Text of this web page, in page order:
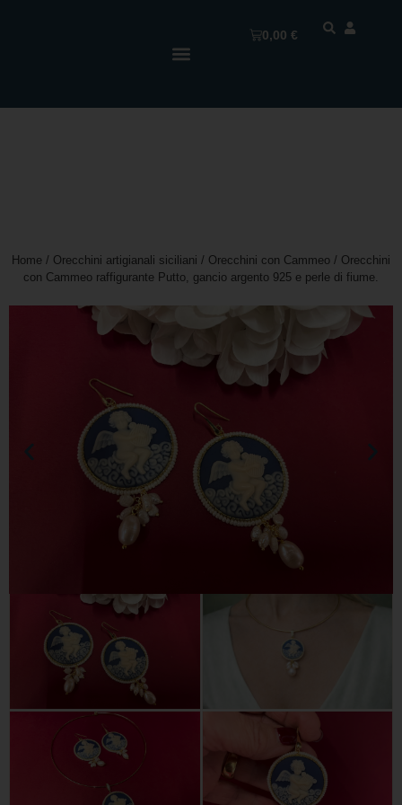
0,00€
Home / Orecchini artigianali siciliani / Orecchini con Cammeo / Orecchini
con Cammeo raffigurante Putto, gancio argento 925 e perle di fiume.